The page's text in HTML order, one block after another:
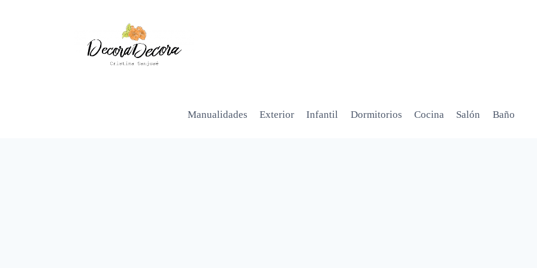
Manualidades Exterior Infantil Dormitorios Cocina Salón Baño